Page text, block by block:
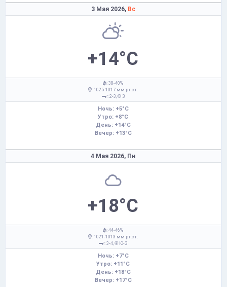
3 Мая 2026, Вс
+14°C
: 38-40%
: 1025-1017 мм рт.ст.
: 2-3,
З
Ночь: +5°C
Утро: +8°C
День: +14°C
Вечер: +13°C
4 Мая 2026, Пн
+18°C
: 44-46%
: 1021-1013 мм рт.ст.
: 3-4,
Ю-З
Ночь: +7°C
Утро: +11°C
День: +18°C
Вечер: +17°C